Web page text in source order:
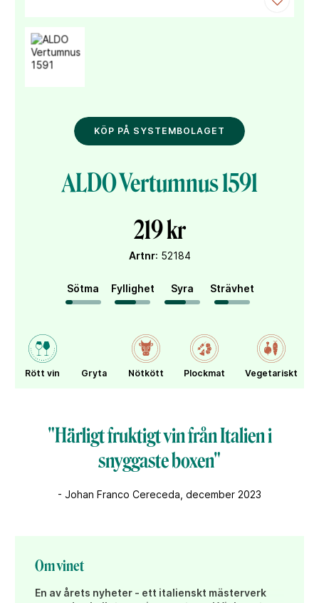
ALDO Vertumnus 1591
219 kr
Artnr: 52184
KÖP PÅ SYSTEMBOLAGET
Sötma Fyllighet Syra Strävhet
Rött vin Gryta Nötkött Plockmat Vegetariskt
"Härligt fruktigt vin från Italien i
snyggaste boxen"
- Johan Franco Cereceda, december 2023
Om vinet
En av årets nyheter - ett italienskt mästerverk